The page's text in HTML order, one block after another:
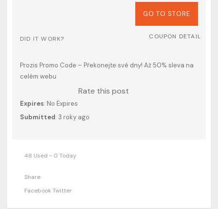
GO TO STORE
DID IT WORK? COUPON DETAIL
Prozis Promo Code – Překonejte své dny! Až 50% sleva na
celém webu
Rate this post
Expires: No Expires
Submitted: 3 roky ago
48 Used - 0 Today
Share
FacebookTwitter